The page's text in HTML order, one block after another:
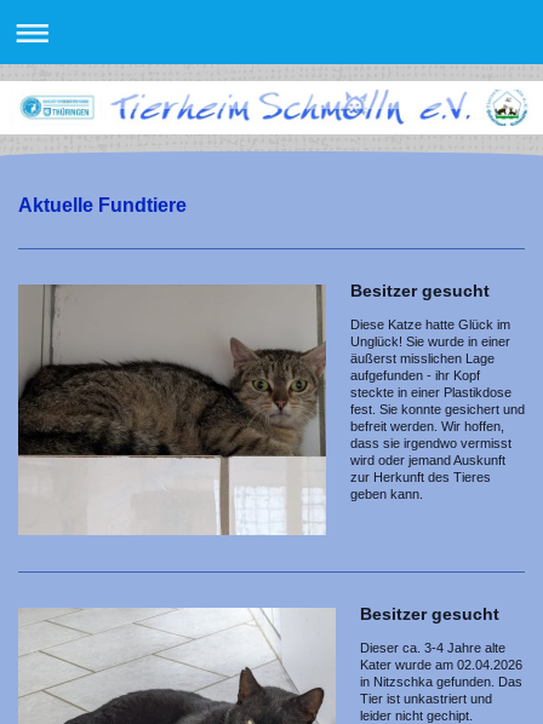
Aktuelle Fundtiere
Besitzer gesucht
Diese Katze hatte Glück im
Unglück! Sie wurde in einer
äußerst misslichen Lage
aufgefunden - ihr Kopf
steckte in einer Plastikdose
fest. Sie konnte gesichert und
befreit werden. Wir hoffen,
dass sie irgendwo vermisst
wird oder jemand Auskunft
zur Herkunft des Tieres
geben kann.
Besitzer gesucht
Dieser ca. 3-4 Jahre alte
Kater wurde am 02.04.2026
in Nitzschka gefunden. Das
Tier ist unkastriert und
leider nicht gechipt.